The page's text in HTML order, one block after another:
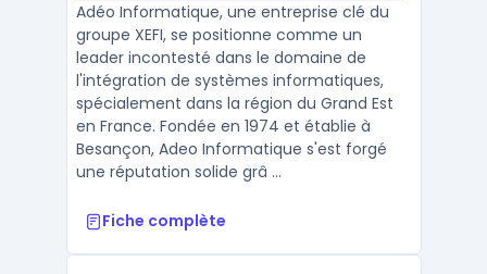
Adéo Informatique, une entreprise clé du
groupe XEFI, se positionne comme un
leader incontesté dans le domaine de
l'intégration de systèmes informatiques,
spécialement dans la région du Grand Est
en France. Fondée en 1974 et établie à
Besançon, Adeo Informatique s'est forgé
une réputation solide grâ ...
Fiche complète